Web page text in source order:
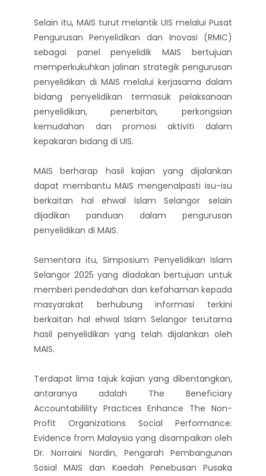
Selain itu, MAIS turut melantik UIS melalui Pusat
Pengurusan Penyelidikan dan Inovasi (RMIC)
sebagai panel penyelidik MAIS bertujuan
memperkukuhkan jalinan strategik pengurusan
penyelidikan di MAIS melalui kerjasama dalam
bidang penyelidikan termasuk pelaksanaan
penyelidikan, penerbitan, perkongsian
kemudahan dan promosi aktiviti dalam
kepakaran bidang di UIS.
MAIS berharap hasil kajian yang dijalankan
dapat membantu MAIS mengenalpasti isu-isu
berkaitan hal ehwal Islam Selangor selain
dijadikan panduan dalam pengurusan
penyelidikan di MAIS.
Sementara itu, Simposium Penyelidikan Islam
Selangor 2025 yang diadakan bertujuan untuk
memberi pendedahan dan kefahaman kepada
masyarakat berhubung informasi terkini
berkaitan hal ehwal Islam Selangor terutama
hasil penyelidikan yang telah dijalankan oleh
MAIS.
Terdapat lima tajuk kajian yang dibentangkan,
antaranya adalah The Beneficiary
Accountabilility Practices Enhance The Non-
Profit Organizations Social Performance:
Evidence from Malaysia yang disampaikan oleh
Dr. Norraini Nordin, Pengarah Pembangunan
Sosial MAIS dan Kaedah Penebusan Pusaka